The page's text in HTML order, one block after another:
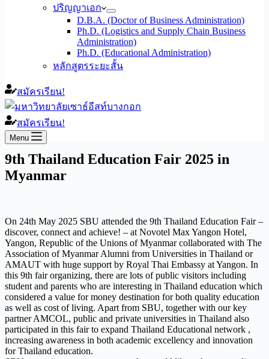
ปริญญาเอก
D.B.A. (Doctor of Business Administration)
Ph.D. (Logistics and Supply Chain Business
Administration)
Ph.D. (Educational Administration)
หลักสูตรระยะสั้น
สมัครเรียน!
สมัครเรียน!
Menu
9th Thailand Education Fair 2025 in
Myanmar
On 24th May 2025 SBU attended the 9th Thailand Education Fair –
discover, connect and achieve! – at Novotel Max Yangon Hotel,
Yangon, Republic of the Unions of Myanmar collaborated with The
Association of Myanmar Alumni from Universities in Thailand or
AMAUT with huge support by Royal Thai Embassy at Yangon. In
this 9th fair organizing, there are lots of public visitors including
student and parents who are interesting in Thailand education which
considered a value for money destination for both quality education
as well as cost of living. Apart from SBU, together with our key
partner AMCOL, public and private universities in Thailand also
participated in this fair to expand Thailand Educational network ,
increasing awareness in both academic excellency and innovation
for Thailand education.